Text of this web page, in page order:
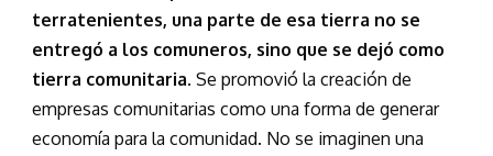
terratenientes, una parte de esa tierra no se
entregó a los comuneros, sino que se dejó como
tierra comunitaria. Se promovió la creación de
empresas comunitarias como una forma de generar
economía para la comunidad. No se imaginen una